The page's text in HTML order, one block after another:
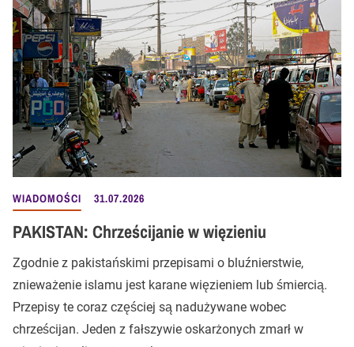
WIADOMOŚCI 31.07.2026
PAKISTAN: Chrześcijanie w więzieniu
Zgodnie z pakistańskimi przepisami o bluźnierstwie,
znieważenie islamu jest karane więzieniem lub śmiercią.
Przepisy te coraz częściej są nadużywane wobec
chrześcijan. Jeden z fałszywie oskarżonych zmarł w